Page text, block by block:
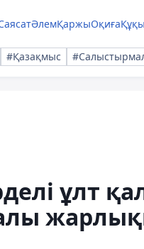
ӘлемҚаржыОқиға
#Қазақмыс
ұлт